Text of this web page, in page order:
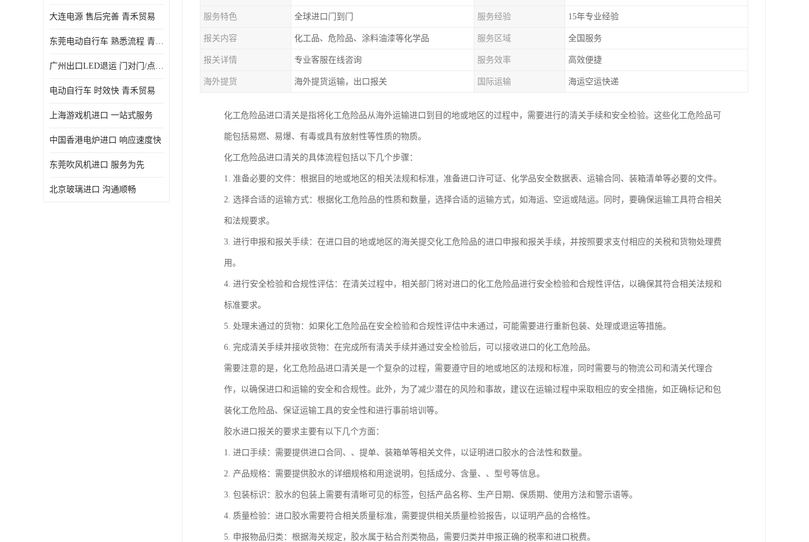
大连电源 售后完善 青禾贸易
东莞电动自行车 熟悉流程 青禾贸易
广州出口LED退运 门对门/点对点
电动自行车 时效快 青禾贸易
上海游戏机进口 一站式服务
中国香港电炉进口 响应速度快
东莞吹风机进口 服务为先
北京玻璃进口 沟通顺畅
服务特色 全球进口门到门 服务经验 15年专业经验
报关内容 化工品、危险品、涂料油漆等化学品 服务区域 全国服务
报关详情 专业客服在线咨询 服务效率 高效便捷
海外提货 海外提货运输，出口报关 国际运输 海运空运快递
化工危险品进口清关是指将化工危险品从海外运输进口到目的地或地区的过程中，需要进行的清关手续和安全检验。这些化工危险品可
能包括易燃、易爆、有毒或具有放射性等性质的物质。
化工危险品进口清关的具体流程包括以下几个步骤：
1. 准备必要的文件：根据目的地或地区的相关法规和标准，准备进口许可证、化学品安全数据表、运输合同、装箱清单等必要的文件。
2. 选择合适的运输方式：根据化工危险品的性质和数量，选择合适的运输方式，如海运、空运或陆运。同时，要确保运输工具符合相关
和法规要求。
3. 进行申报和报关手续：在进口目的地或地区的海关提交化工危险品的进口申报和报关手续，并按照要求支付相应的关税和货物处理费
用。
4. 进行安全检验和合规性评估：在清关过程中，相关部门将对进口的化工危险品进行安全检验和合规性评估，以确保其符合相关法规和
标准要求。
5. 处理未通过的货物：如果化工危险品在安全检验和合规性评估中未通过，可能需要进行重新包装、处理或退运等措施。
6. 完成清关手续并接收货物：在完成所有清关手续并通过安全检验后，可以接收进口的化工危险品。
需要注意的是，化工危险品进口清关是一个复杂的过程，需要遵守目的地或地区的法规和标准，同时需要与的物流公司和清关代理合
作，以确保进口和运输的安全和合规性。此外，为了减少潜在的风险和事故，建议在运输过程中采取相应的安全措施，如正确标记和包
装化工危险品、保证运输工具的安全性和进行事前培训等。
胶水进口报关的要求主要有以下几个方面：
1. 进口手续：需要提供进口合同、、提单、装箱单等相关文件，以证明进口胶水的合法性和数量。
2. 产品规格：需要提供胶水的详细规格和用途说明，包括成分、含量、、型号等信息。
3. 包装标识：胶水的包装上需要有清晰可见的标签，包括产品名称、生产日期、保质期、使用方法和警示语等。
4. 质量检验：进口胶水需要符合相关质量标准，需要提供相关质量检验报告，以证明产品的合格性。
5. 申报物品归类：根据海关规定，胶水属于粘合剂类物品，需要归类并申报正确的税率和进口税费。